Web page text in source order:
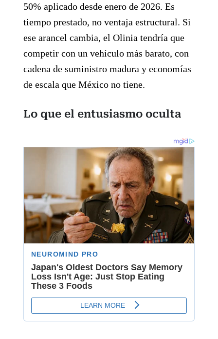
50% aplicado desde enero de 2026. Es
tiempo prestado, no ventaja estructural. Si
ese arancel cambia, el Olinia tendría que
competir con un vehículo más barato, con
cadena de suministro madura y economías
de escala que México no tiene.
Lo que el entusiasmo oculta